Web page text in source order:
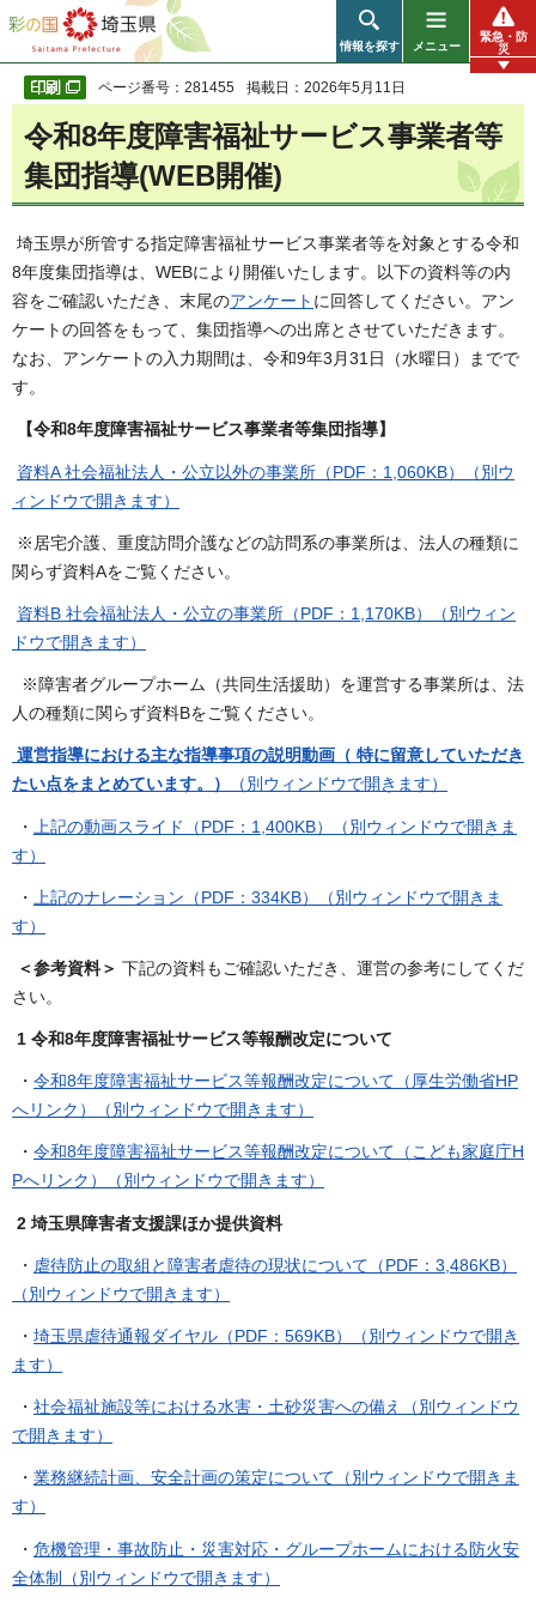
彩の国 埼玉県
情報を探す メニュー
緊急・防
災
ページ番号：281455 掲載日：2026年5月11日
令和8年度障害福祉サービス事業者等
集団指導(WEB開催)
埼玉県が所管する指定障害福祉サービス事業者等を対象とする令和
8年度集団指導は、WEBにより開催いたします。以下の資料等の内
容をご確認いただき、末尾のアンケート に回答してください。アン
ケートの回答をもって、集団指導への出席とさせていただきます。
なお、アンケートの入力期間は、令和9年3月31日（水曜日）までで
す。
【令和8年度障害福祉サービス事業者等集団指導】
資料A 社会福祉法人・公立以外の事業所（PDF：1,060KB）（別ウ
ィンドウで開きます）
※居宅介護、重度訪問介護などの訪問系の事業所は、法人の種類に
関らず資料Aをご覧ください。
資料B 社会福祉法人・公立の事業所（PDF：1,170KB）（別ウィン
ドウで開きます）
※障害者グループホーム（共同生活援助）を運営する事業所は、法
人の種類に関らず資料Bをご覧ください。
運営指導における主な指導事項の説明動画（ 特に留意していただき
たい点をまとめています。）
（別ウィンドウで開きます）
・
上記の動画スライド（PDF：1,400KB）（別ウィンドウで開きま
す）
・
上記のナレーション（PDF：334KB）（別ウィンドウで開きま
す）
＜参考資料＞ 下記の資料もご確認いただき、運営の参考にしてくだ
さい。
1 令和8年度障害福祉サービス等報酬改定について
・ 令和8年度障害福祉サービス等報酬改定について（厚生労働省HP
へリンク）（別ウィンドウで開きます）
・ 令和8年度障害福祉サービス等報酬改定について（こども家庭庁H
Pへリンク）（別ウィンドウで開きます）
2 埼玉県障害者支援課ほか提供資料
・ 虐待防止の取組と障害者虐待の現状について（PDF：3,486KB）
（別ウィンドウで開きます）
・ 埼玉県虐待通報ダイヤル（PDF：569KB）（別ウィンドウで開き
ます）
・ 社会福祉施設等における水害・土砂災害への備え（別ウィンドウ
で開きます）
・ 業務継続計画、安全計画の策定について（別ウィンドウで開きま
す）
・ 危機管理・事故防止・災害対応・グループホームにおける防火安
全体制（別ウィンドウで開きます）